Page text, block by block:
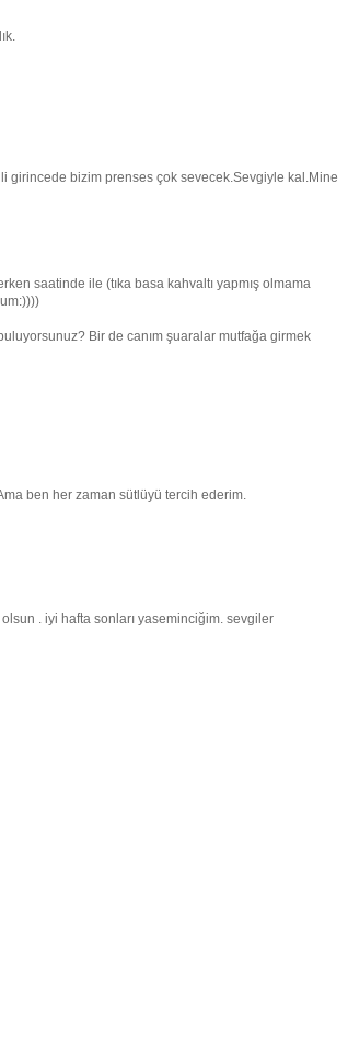
girincede bizim prenses çok sevecek.Sevgiyle kal.Mine
saatinde ile (tıka basa kahvaltı yapmış olmama
Bir de canım şuaralar mutfağa girmek
ben her zaman sütlüyü tercih ederim.
. iyi hafta sonları yaseminciğim. sevgiler